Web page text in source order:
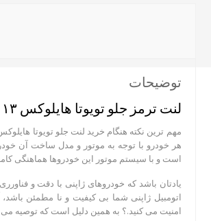
توضیحات
لنت ترمز جلو تویوتا هایلوکس ۲۰۱۳-۲۰۱۱
هر خودرو با توجه به موتور و مدل ساخت آن
است و با سیستم موتور این خودروها هماهنگی
یادتان باشد که خودروهای ژاپنی با دقت و
اتومبیل ژاپنی شما بی کیفیت و نا مطمئن
امنیت می کنید.؟ به همین دلیل است که توصیه